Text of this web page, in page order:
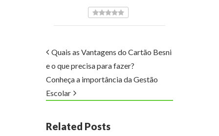
Quais as Vantagens do Cartão Besni
e o que precisa para fazer?
Conheça a importância da Gestão
Escolar
Related Posts